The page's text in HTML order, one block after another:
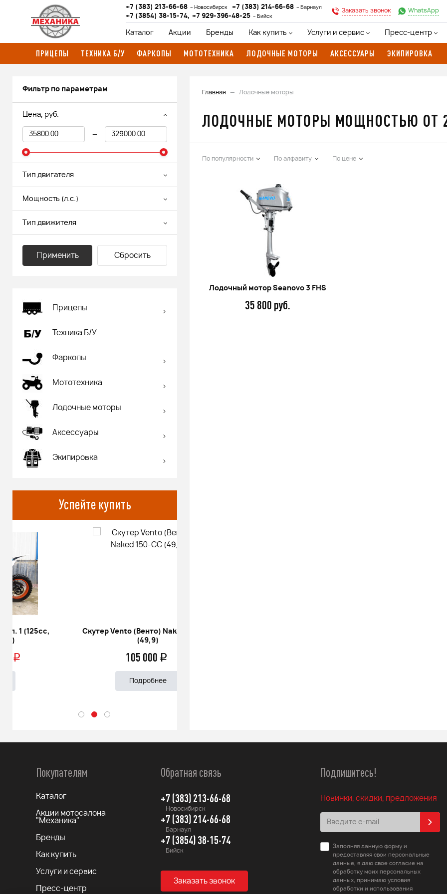
+7 (383) 213-66-68 Новосибирск +7 (383) 214-66-68 Барнаул
+7 (3854) 38-15-74, +7 929-396-48-25 Бийск
Заказать звонок WhatsApp
Каталог Акции Бренды Как купить Услуги и сервис Пресс-центр
ПРИЦЕПЫ ТЕХНИКА Б/У ФАРКОПЫ МОТОТЕХНИКА ЛОДОЧНЫЕ МОТОРЫ АКСЕССУАРЫ ЭКИПИРОВКА
Главная Лодочные моторы
ЛОДОЧНЫЕ МОТОРЫ МОЩНОСТЬЮ ОТ
Фильтр по параметрам
Цена, руб.
—
Тип двигателя
Мощность (л.с.)
Тип движителя
Применить Сбросить
Прицепы
Техника Б/У
Фаркопы
Мототехника
Лодочные моторы
Аксессуары
Экипировка
Успейте купить
Скутер Vento (Венто) Naked 150-СС
По популярности По алфавиту По цене
Лодочный мотор Seanovo 3 FHS
35 800 руб.
Покупателям
Каталог
Акции мотосалона
"Механика"
Бренды
Как купить
Услуги и сервис
Пресс-центр
Обратная связь
+7 (383) 213-66-68
Новосибирск
+7 (383) 214-66-68
Барнаул
+7 (3854) 38-15-74
Бийск
Заказать звонок
Подпишитесь!
Новинки, скидки, предложения
Заполняя данную форму и
предоставляя свои персональные
данные, я даю свое согласие на
обработку моих персональных
данных, принимаю условия
обработки и использования